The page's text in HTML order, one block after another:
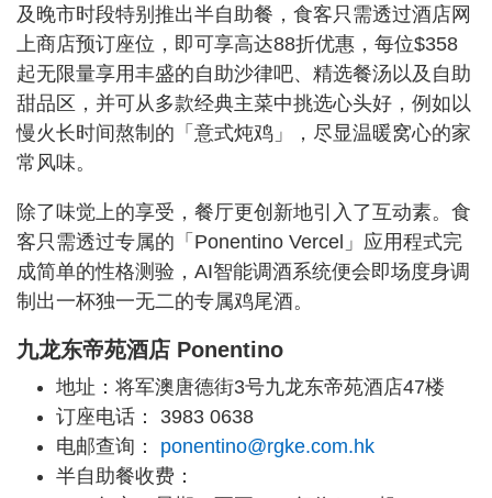
及晚市时段特别推出半自助餐，食客只需透过酒店网
上商店预订座位，即可享高达88折优惠，每位$358
起无限量享用丰盛的自助沙律吧、精选餐汤以及自助
甜品区，并可从多款经典主菜中挑选心头好，例如以
慢火长时间熬制的「意式炖鸡」，尽显温暖窝心的家
常风味。
除了味觉上的享受，餐厅更创新地引入了互动素。食
客只需透过专属的「Ponentino Vercel」应用程式完
成简单的性格测验，AI智能调酒系统便会即场度身调
制出一杯独一无二的专属鸡尾酒。
九龙东帝苑酒店 Ponentino
地址：将军澳唐德街3号九龙东帝苑酒店47楼
订座电话： 3983 0638
电邮查询： ponentino@rgke.com.hk
半自助餐收费：